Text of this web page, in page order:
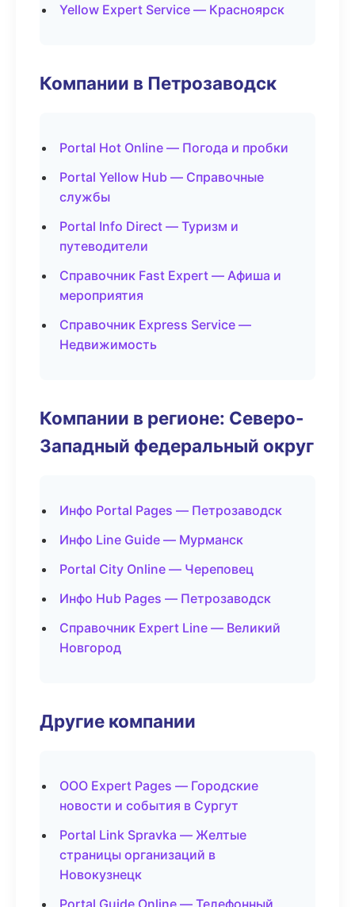
Yellow Expert Service — Красноярск
Компании в Петрозаводск
Portal Hot Online — Погода и пробки
Portal Yellow Hub — Справочные
службы
Portal Info Direct — Туризм и
путеводители
Справочник Fast Expert — Афиша и
мероприятия
Справочник Express Service —
Недвижимость
Компании в регионе: Северо-
Западный федеральный округ
Инфо Portal Pages — Петрозаводск
Инфо Line Guide — Мурманск
Portal City Online — Череповец
Инфо Hub Pages — Петрозаводск
Справочник Expert Line — Великий
Новгород
Другие компании
ООО Expert Pages — Городские
новости и события в Сургут
Portal Link Spravka — Желтые
страницы организаций в
Новокузнецк
Portal Guide Online — Телефонный